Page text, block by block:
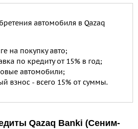
автомобиля в Qazaq
на покупку авто;
по кредиту от 15% в год;
автомобили;
взнос - всего 15% от суммы.
Qazaq Banki (Сеним-